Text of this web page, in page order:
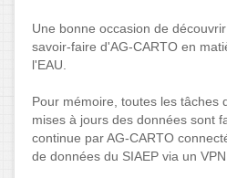
Une bonne occasion de
savoir-faire d'AG-CARTO en
l'EAU.
Pour mémoire, toutes les tâches
mises à jours des données sont
continue par AG-CARTO
de données du SIAEP via un VPN.